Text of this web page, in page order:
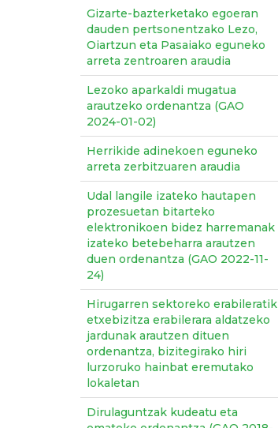
Gizarte-bazterketako egoeran
dauden pertsonentzako Lezo,
Oiartzun eta Pasaiako eguneko
arreta zentroaren araudia
Lezoko aparkaldi mugatua
arautzeko ordenantza (GAO
2024-01-02)
Herrikide adinekoen eguneko
arreta zerbitzuaren araudia
Udal langile izateko hautapen
prozesuetan bitarteko
elektronikoen bidez harremanak
izateko betebeharra arautzen
duen ordenantza (GAO 2022-11-
24)
Hirugarren sektoreko erabileratik
etxebizitza erabilerara aldatzeko
jardunak arautzen dituen
ordenantza, bizitegirako hiri
lurzoruko hainbat eremutako
lokaletan
Dirulaguntzak kudeatu eta